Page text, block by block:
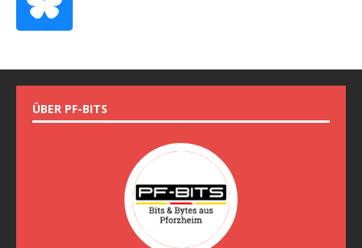
ÜBER PF-BITS